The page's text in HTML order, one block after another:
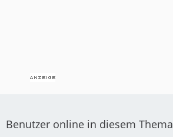
Benutzer online in diesem Thema